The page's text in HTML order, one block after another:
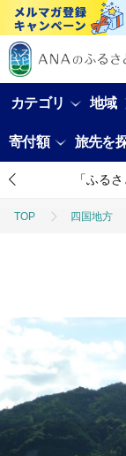
カテゴリ 地域
寄付額 旅先を
「ふる
TOP 四国地方